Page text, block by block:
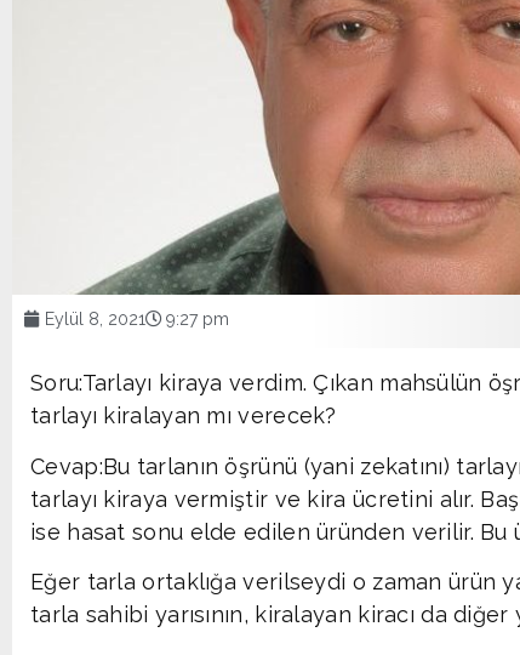
Eylül 8, 2021 9:27 pm
Soru:Tarlayı kiraya verdim. Çıkan mahsülün
tarlayı kiralayan mı verecek?
Cevap:Bu tarlanın öşrünü (yani zekatını)
tarlayı kiraya vermiştir ve kira ücretini alır.
ise hasat sonu elde edilen üründen verilir. Bu
Eğer tarla ortaklığa verilseydi o zaman ürün
tarla sahibi yarısının, kiralayan kiracı da diğer